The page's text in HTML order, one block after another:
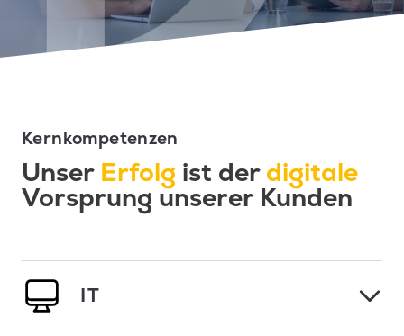
Kernkompetenzen
Unser Erfolg ist derdigitale
Vorsprung unserer Kunden
IT